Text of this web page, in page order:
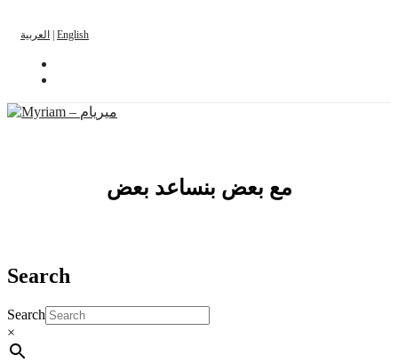
العربية English
مع بعض بنساعد بعض
Search
Search
×